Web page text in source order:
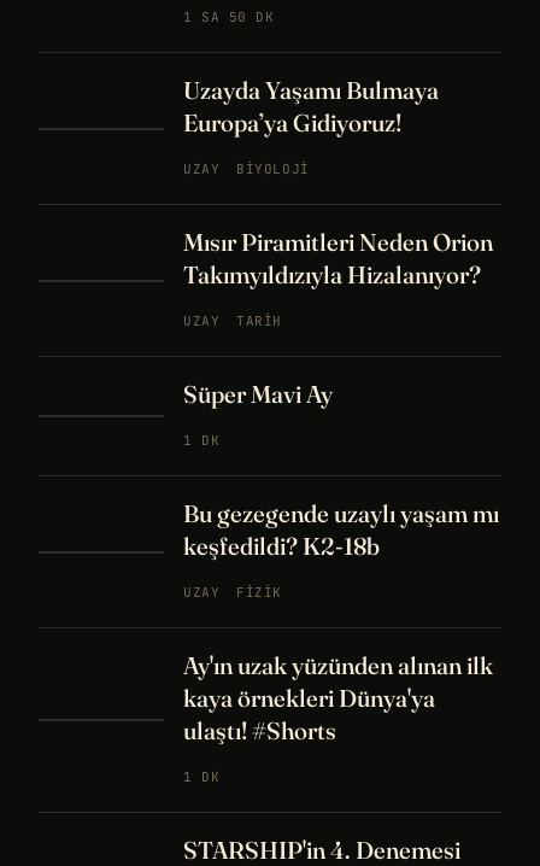
1 SA 50 DK
Uzayda Yaşamı Bulmaya
Europa’ya Gidiyoruz!
UZAY BIYOLOJI
Mısır Piramitleri Neden Orion
Takımyıldızıyla Hizalanıyor?
UZAY TARIH
Süper Mavi Ay
1 DK
Bu gezegende uzaylı yaşam mı
keşfedildi? K2-18b
UZAY FIZIK
Ay'ın uzak yüzünden alınan ilk
kaya örnekleri Dünya'ya
ulaştı! #Shorts
1 DK
STARSHIP'in 4. Denemesi